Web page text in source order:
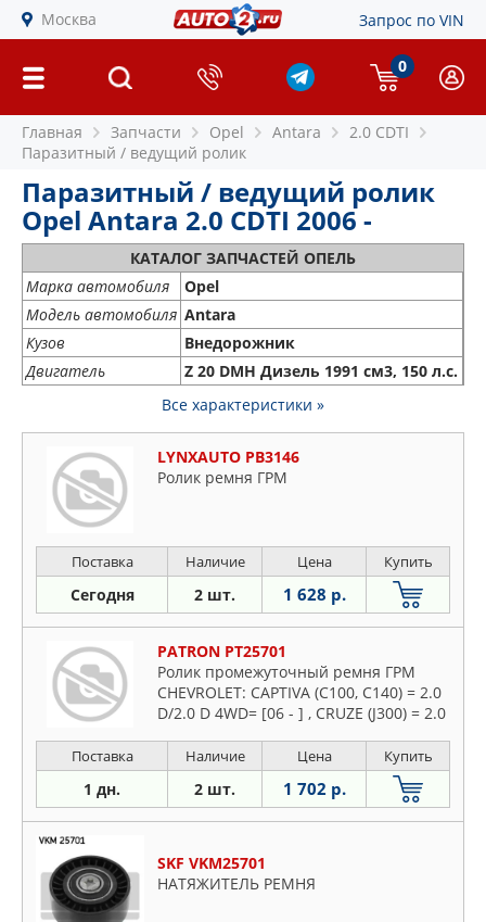
Москва Запрос по VIN
0
Главная Запчасти Opel Antara
2.0 CDTI
Паразитный / ведущий ролик
Паразитный / ведущий ролик
Opel Antara 2.0 CDTI 2006 -
КАТАЛОГ ЗАПЧАСТЕЙ ОПЕЛЬ
Марка автомобиля
Opel
Модель автомобиля Antara
Кузов
Внедорожник
Двигатель
Z 20 DMH Дизель 1991 см3, 150 л.с.
Все характеристики »
LYNXAUTO PB3146
Ролик ремня ГРМ
Поставка Наличие Цена Купить
Сегодня 2 шт. 1 628 р.
PATRON PT25701
Ролик промежуточный ремня ГРМ
CHEVROLET: CAPTIVA (C100, C140) = 2.0
D/2.0 D 4WD= [06 - ] , CRUZE (J300) = 2.0
Поставка Наличие Цена Купить
1 дн. 2 шт. 1 702 р.
SKF VKM25701
НАТЯЖИТЕЛЬ РЕМНЯ